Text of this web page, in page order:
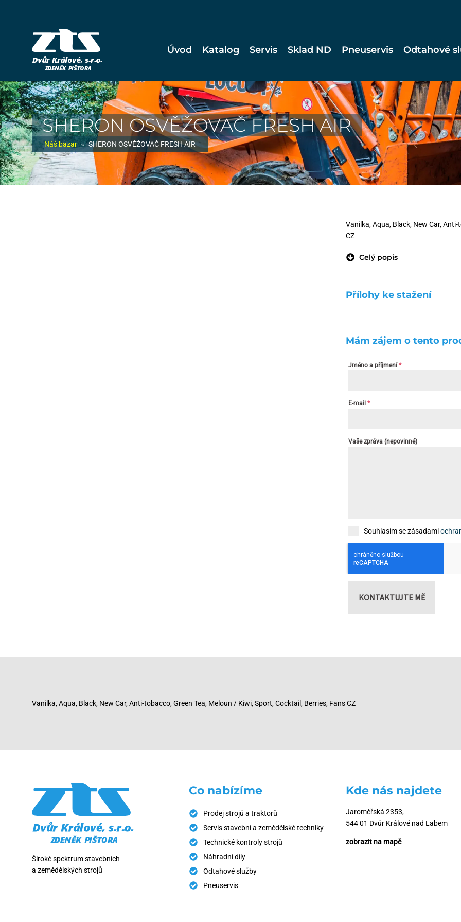
Úvod Katalog Servis Sklad ND Pneuservis Odtahové
SHERON OSVĚŽOVAČ FRESH AIR
Náš bazar » SHERON OSVĚŽOVAČ FRESH AIR
Vanilka, Aqua, Black, New Car,
CZ
Celý popis
Přílohy ke stažení
Mám zájem o tento
Jméno a příjmení *
E-mail *
Vaše zpráva (nepovinné)
Souhlasím se zásadami
KONTAKTUJTE MĚ
Vanilka, Aqua, Black, New Car, Anti-tobacco, Green Tea, Meloun / Kiwi, Sport, Cocktail, Berries, Fans CZ
Široké spektrum stavebních
a zemědělských strojů
Co nabízíme
Prodej strojů a traktorů
Servis stavební a zemědělské techniky
Technické kontroly strojů
Náhradní díly
Odtahové služby
Pneuservis
Kde nás najdete
Jaroměřská 2353,
544 01 Dvůr Králové nad Labem
zobrazit na mapě